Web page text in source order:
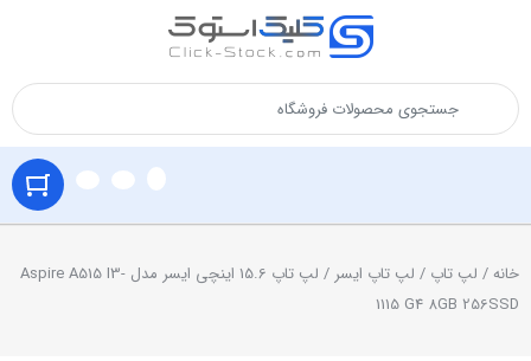
خانه/ لپ تاپ / لپ تاپ ایسر
/ لپ تاپ 15.6 اینچی ایسر مدل Aspire A515 I3-
1115 G4 8GB 256SSD